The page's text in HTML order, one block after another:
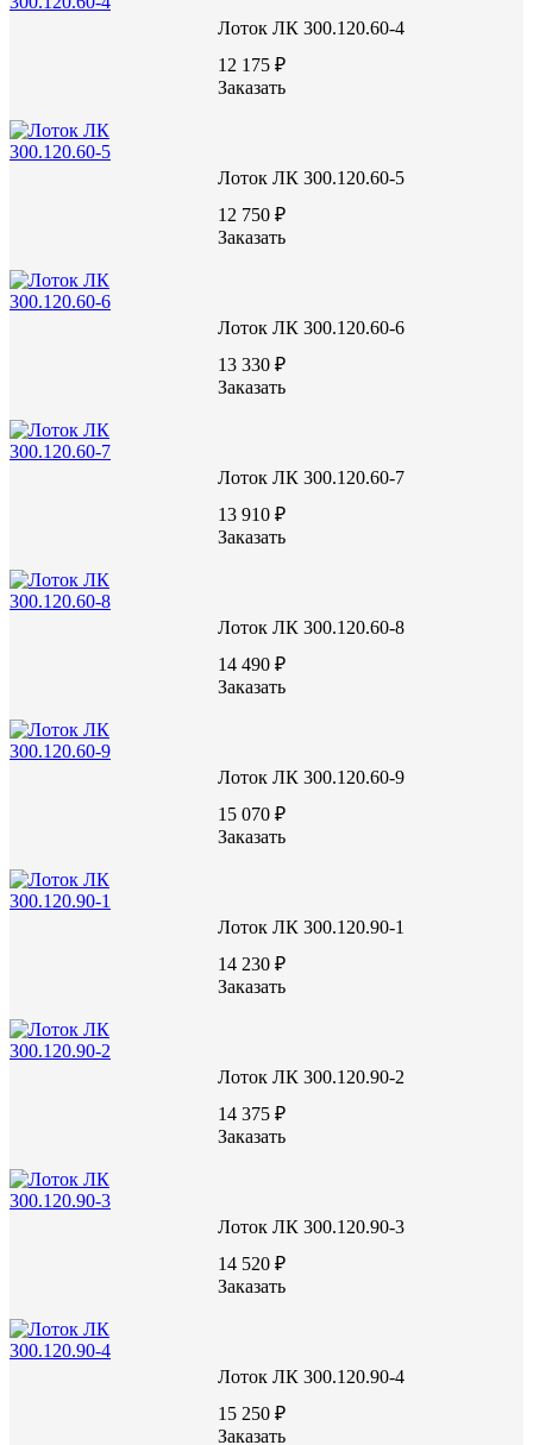
высокой прочностью и большой массой. Основной сферой
проведение каналов различного типа, чаще всего
в качестве сборных элементов.
Лоток ЛК 300.120.60-4
12 175 ₽
Заказать
Лоток ЛК 300.120.60-5
12 750 ₽
Заказать
Лоток ЛК 300.120.60-6
13 330 ₽
Заказать
Лоток ЛК 300.120.60-7
13 910 ₽
Заказать
Лоток ЛК 300.120.60-8
14 490 ₽
Заказать
Лоток ЛК 300.120.60-9
15 070 ₽
Заказать
Лоток ЛК 300.120.90-1
14 230 ₽
Заказать
Лоток ЛК 300.120.90-2
14 375 ₽
Заказать
Лоток ЛК 300.120.90-3
14 520 ₽
Заказать
Лоток ЛК 300.120.90-4
15 250 ₽
Заказать